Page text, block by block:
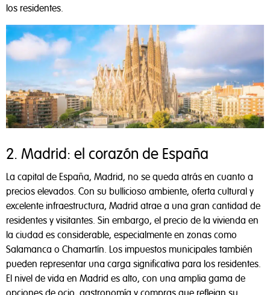
los residentes.
2. Madrid: el corazón de España
La capital de España, Madrid, no se queda atrás en cuanto a
precios elevados. Con su bullicioso ambiente, oferta cultural y
excelente infraestructura, Madrid atrae a una gran cantidad de
residentes y visitantes. Sin embargo, el precio de la vivienda en
la ciudad es considerable, especialmente en zonas como
Salamanca o Chamartín. Los impuestos municipales también
pueden representar una carga significativa para los residentes.
El nivel de vida en Madrid es alto, con una amplia gama de